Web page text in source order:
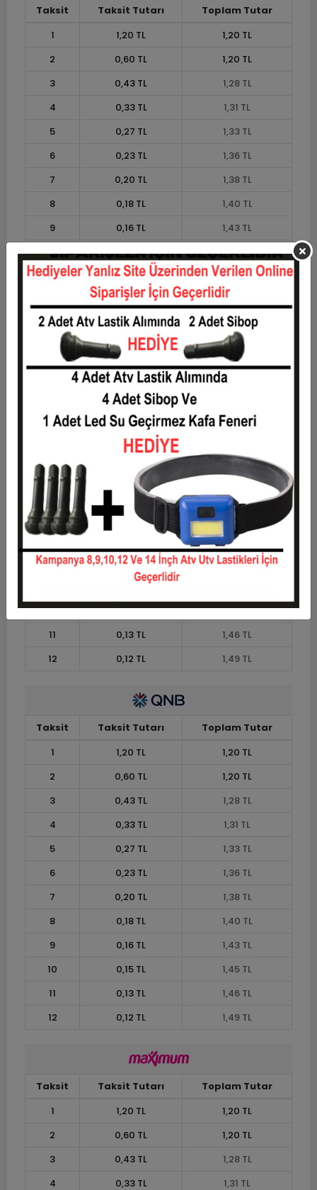
Taksit Taksit Tutarı
Toplam Tutar
1
1,20 TL
1,20 TL
2
0,60 TL
1,20 TL
3
0,43 TL
1,28 TL
4
0,33 TL
1,31 TL
5
0,27 TL
1,33 TL
6
0,23 TL
1,36 TL
7
0,20 TL
1,38 TL
8
0,18 TL
1,40 TL
9
0,16 TL
1,43 TL
10
0,15 TL
1,45 TL
11
0,13 TL
1,46 TL
0,12 TL 1,49 TL
Taksit Taksit Tutarı
Toplam Tutar
1,20 TL
2
0,60 TL
1,20 TL
0,43 TL
4
0,33 TL
1,31 TL
5
0,27 TL
6
0,23 TL
1,36 TL
7
1,38 TL
8
0,18 TL
1,40 TL
10
0,15 TL
1,45 TL
11
0,13 TL
1,46 TL
12
0,12 TL 1,49 TL
Taksit Taksit Tutarı
Toplam Tutar
1
1,20 TL
1,20 TL
2
0,60 TL
1,20 TL
3
0,43 TL
1,28 TL
4
0,33 TL
1,31 TL
5
0,27 TL
1,33 TL
6
0,23 TL
1,36 TL
7
0,20 TL
1,38 TL
8
0,18 TL
1,40 TL
9
0,16 TL
1,43 TL
10
0,15 TL
1,45 TL
11
0,13 TL
1,46 TL
12
0,12 TL 1,49 TL
Taksit Taksit Tutarı
Toplam Tutar
1
1,20 TL
1,20 TL
2
0,60 TL
1,20 TL
3
0,43 TL
1,28 TL
4
0,33 TL 1,31 TL